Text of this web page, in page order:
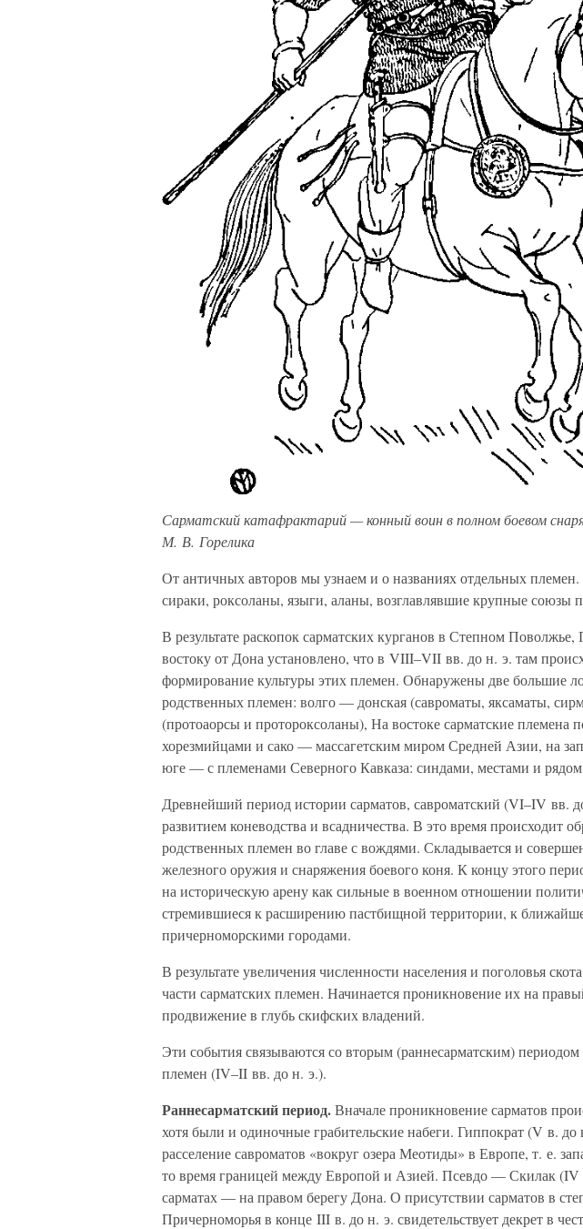
Сарматский катафрактарий — конный воин в полном боевом
М. В. Горелика
От античных авторов мы узнаем и о названиях отдельных
сираки, роксоланы, языги, аланы, возглавлявшие крупные союзы
В результате раскопок сарматских курганов в Степном Поволжье,
востоку от Дона установлено, что в VIII–VII вв. до н. э. там
формирование культуры этих племен. Обнаружены две большие
родственных племен: волго — донская (савроматы, яксаматы,
(протоаорсы и протороксоланы), На востоке сарматские племена
хорезмийцами и сако — массагетским миром Средней Азии, на
юге — с племенами Северного Кавказа: синдами, местами и
Древнейший период истории сарматов, савроматский (VI–IV вв.
развитием коневодства и всадничества. В это время происходит
родственных племен во главе с вождями. Складывается и
железного оружия и снаряжения боевого коня. К концу этого
на историческую арену как сильные в военном отношении
стремившиеся к расширению пастбищной территории, к
причерноморскими городами.
В результате увеличения численности населения и поголовья
части сарматских племен. Начинается проникновение их на
продвижение в глубь скифских владений.
Эти события связываются со вторым (раннесарматским)
племен (IV–II вв. до н. э.).
Раннесарматский период.Вначале проникновение сарматов
хотя были и одиночные грабительские набеги. Гиппократ (V в. до
расселение савроматов «вокруг озера Меотиды» в Европе, т. е.
то время границей между Европой и Азией. Псевдо — Скилак (IV
сарматах — на правом берегу Дона. О присутствии сарматов в
Причерноморья в конце III в. до н. э. свидетельствует декрет в